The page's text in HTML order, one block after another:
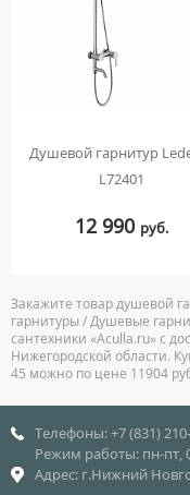
Душевой гарнитур
L72401
12 990 руб.
Закажите товар душевой
гарнитуры / Душевые
сантехники «Aculla.ru» с
Нижегородской области.
45 можно по цене 11904
Телефоны: +7 (831)
Режим работы: пн-пт,
Адрес: г.Нижний